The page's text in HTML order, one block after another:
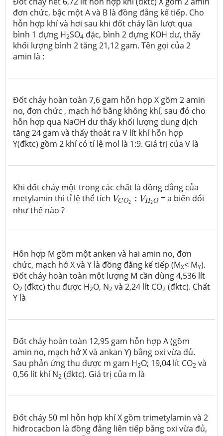
đơn chức, bậc một A và B là đồng đẳng kế tiếp. Cho
hỗn hợp khí và hơi sau khi đốt cháy lần lượt qua
bình 1 đựng H2SO4 đặc, bình 2 đựng KOH dư, thấy
khối lượng bình 2 tăng 21,12 gam. Tên gọi của 2
amin là :
Đốt cháy hoàn toàn 7,6 gam hỗn hợp X gồm 2 amin
no, đơn chức , mạch hở bằng không khí, sau đó cho
hỗn hợp qua NaOH dư thấy khối lượng dung dịch
tăng 24 gam và thấy thoát ra V lít khí hỗn hợp
Y(đktc) gồm 2 khí có tỉ lệ mol là 1:9. Giá trị của V là
Khi đốt cháy một trong các chất là đồng đẳng của
metylamin thì tỉ lệ thể tích VCO2 : VH2O
VCO2:VH2O= a biến đổi
như thế nào ?
Hỗn hợp M gồm một anken và hai amin no, đơn
chức, mạch hở X và Y là đồng đẳng kế tiếp (MX< MY).
Đốt cháy hoàn toàn một lượng M cần dùng 4,536 lít
O2 (đktc) thu được H2O, N2 và 2,24 lít CO2 (đktc). Chất
Y là
Đốt cháy hoàn toàn 12,95 gam hỗn hợp A (gồm
amin no, mạch hở X và ankan Y) bằng oxi vừa đủ.
Sau phản ứng thu được m gam H2O; 19,04 lít CO2 và
0,56 lít khí N2 (đktc). Giá trị của m là
Đốt cháy 50 ml hỗn hợp khí X gồm trimetylamin và 2
hiđrocacbon là đồng đẳng liên tiếp bằng oxi vừa đủ,